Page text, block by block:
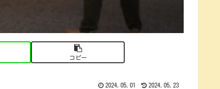
コピー
2024.05.01 2024.05.23